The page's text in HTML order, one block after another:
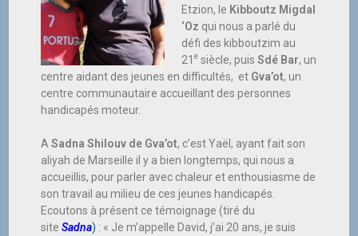
Etzion, le Kibboutz Migdal
‘Oz qui nous a parlé du
défi des kibboutzim au
21e siècle, puisSdé Bar, un
centre aidant des jeunes en difficultés, et Gva’ot, un
centre communautaire accueillant des personnes
handicapés moteur.
ASadna Shilouv de Gva’ot, c’est Yaël, ayant fait son
aliyah de Marseille il y a bien longtemps, qui nous a
accueillis, pour parler avec chaleur et enthousiasme de
son travail au milieu de ces jeunes handicapés.
Ecoutons à présent ce témoignage (tiré du
site Sadna) : « Je m’appelle David, j’ai 20 ans, je suis